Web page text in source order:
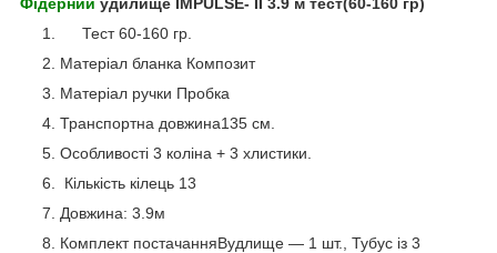
Тест 60-160 гр.
Матеріал бланка Композит
Матеріал ручки Пробка
Транспортна довжина135 см.
Особливості 3 коліна + 3 хлистики.
Кількість кілець 13
Довжина: 3.9м
Комплект постачанняВудлище — 1 шт., Тубус із 3